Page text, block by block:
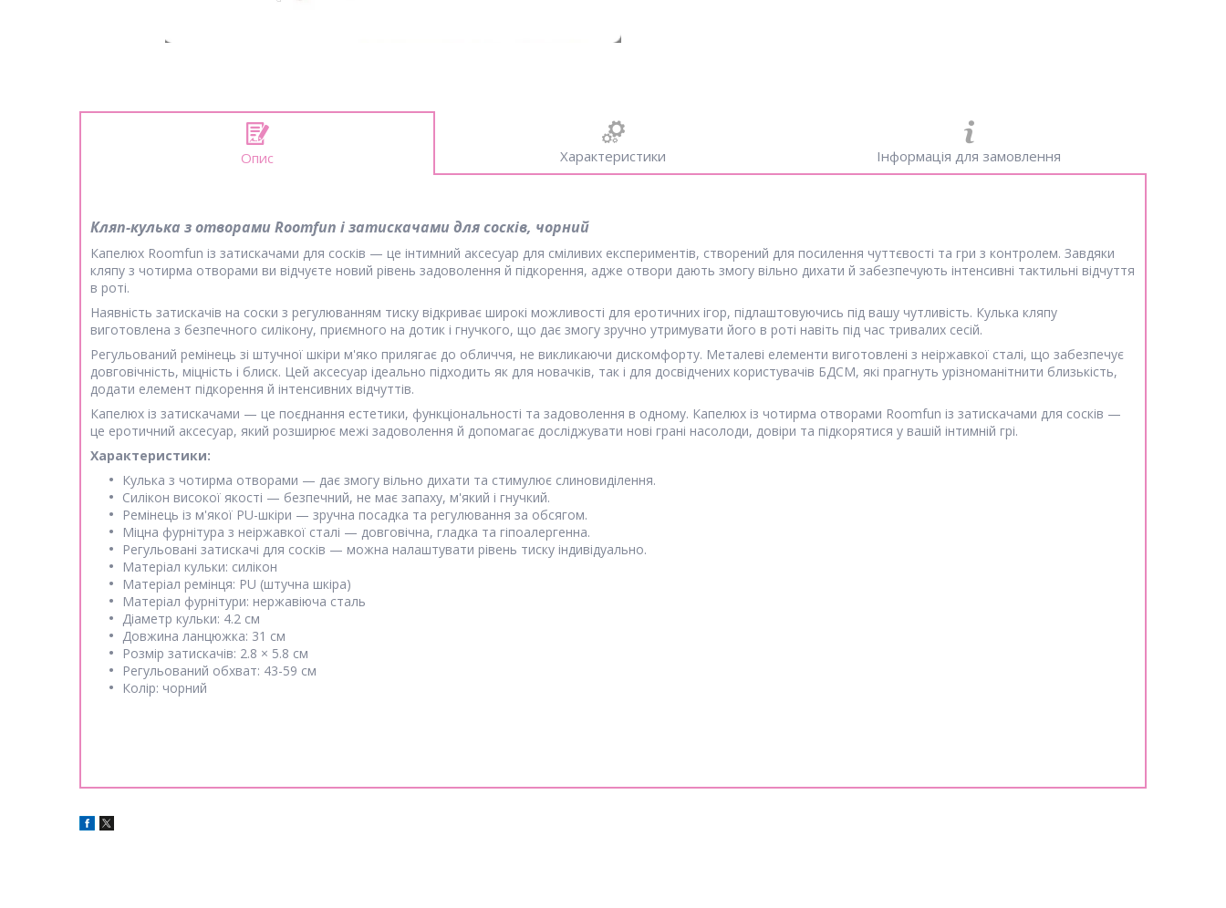
Опис Характеристики Інформація для замовлення
Кляп-кулька з отворами Roomfun і затискачами для сосків, чорний
Капелюх Roomfun із затискачами для сосків — це інтимний аксесуар для сміливих експериментів, створений для посилення чуттєвості та гри з контролем. Завдяки
кляпу з чотирма отворами ви відчуєте новий рівень задоволення й підкорення, адже отвори дають змогу вільно дихати й забезпечують інтенсивні тактильні відчуття
в роті.
Наявність затискачів на соски з регулюванням тиску відкриває широкі можливості для еротичних ігор, підлаштовуючись під вашу чутливість. Кулька кляпу
виготовлена з безпечного силікону, приємного на дотик і гнучкого, що дає змогу зручно утримувати його в роті навіть під час тривалих сесій.
Регульований ремінець зі штучної шкіри м'яко прилягає до обличчя, не викликаючи дискомфорту. Металеві елементи виготовлені з неіржавкої сталі, що забезпечує
довговічність, міцність і блиск. Цей аксесуар ідеально підходить як для новачків, так і для досвідчених користувачів БДСМ, які прагнуть урізноманітнити близькість,
додати елемент підкорення й інтенсивних відчуттів.
Капелюх із затискачами — це поєднання естетики, функціональності та задоволення в одному. Капелюх із чотирма отворами Roomfun із затискачами для сосків —
це еротичний аксесуар, який розширює межі задоволення й допомагає досліджувати нові грані насолоди, довіри та підкорятися у вашій інтимній грі.
Характеристики:
Кулька з чотирма отворами — дає змогу вільно дихати та стимулює слиновиділення.
Силікон високої якості — безпечний, не має запаху, м'який і гнучкий.
Ремінець із м'якої PU-шкіри — зручна посадка та регулювання за обсягом.
Міцна фурнітура з неіржавкої сталі — довговічна, гладка та гіпоалергенна.
Регульовані затискачі для сосків — можна налаштувати рівень тиску індивідуально.
Матеріал кульки: силікон
Матеріал ремінця: PU (штучна шкіра)
Матеріал фурнітури: нержавіюча сталь
Діаметр кульки: 4.2 см
Довжина ланцюжка: 31 см
Розмір затискачів: 2.8 × 5.8 см
Регульований обхват: 43-59 см
Колір: чорний